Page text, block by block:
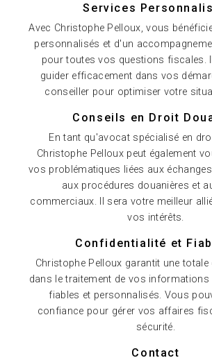
Services
Avec Christophe Pelloux, vous
personnalisés et d'un
pour toutes vos questions fiscales.
guider efficacement dans vos
conseiller pour optimiser votre
Conseils en Droit
En tant qu'avocat spécialisé en
Christophe Pelloux peut également
vos problématiques liées aux
aux procédures douanières et
commerciaux. Il sera votre meilleur
vos intérêts.
Confidentialité et
Christophe Pelloux garantit une
dans le traitement de vos
fiables et personnalisés. Vous
confiance pour gérer vos affaires
sécurité.
Contact